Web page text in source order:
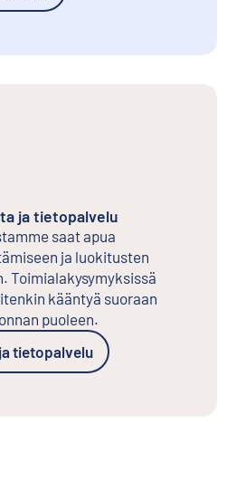
ja tietopalvelu
saat apua
ja luokitusten
Toimialakysymyksissä
kääntyä suoraan
puoleen.
tietopalvelu